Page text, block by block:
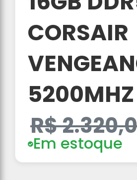
CORSAIR
5200MHZ
R$
Em estoque